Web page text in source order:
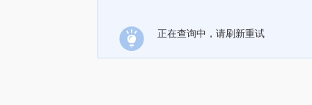
正在查询中，请刷新重试